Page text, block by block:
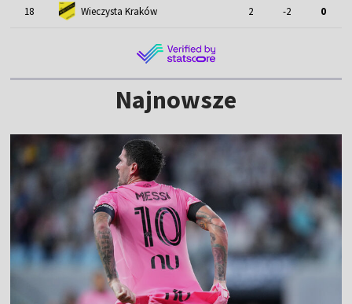
18 Wieczysta Kraków 2 -2 0
Najnowsze